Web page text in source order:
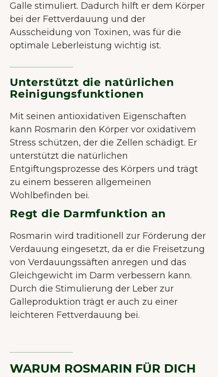
Galle stimuliert. Dadurch hilft er dem Körper
bei der Fettverdauung und der
Ausscheidung von Toxinen, was für die
optimale Leberleistung wichtig ist.
Unterstützt die natürlichen
Reinigungsfunktionen
Mit seinen antioxidativen Eigenschaften
kann Rosmarin den Körper vor oxidativem
Stress schützen, der die Zellen schädigt. Er
unterstützt die natürlichen
Entgiftungsprozesse des Körpers und trägt
zu einem besseren allgemeinen
Wohlbefinden bei.
Regt die Darmfunktion an
Rosmarin wird traditionell zur Förderung der
Verdauung eingesetzt, da er die Freisetzung
von Verdauungssäften anregen und das
Gleichgewicht im Darm verbessern kann.
Durch die Stimulierung der Leber zur
Galleproduktion trägt er auch zu einer
leichteren Fettverdauung bei.
WARUM ROSMARIN FÜR DICH